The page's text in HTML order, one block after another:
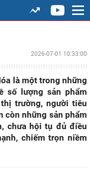
2026-07-01 10:33:00
là một trong những
số lượng sản phẩm
thị trường, người tiêu
còn những sản phẩm
chưa hội tụ đủ điều
chiếm trọn niềm